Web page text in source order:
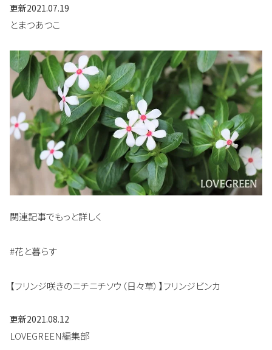
更新2021.07.19
とまつあつこ
関連記事でもっと詳しく
#花と暮らす
【フリンジ咲きのニチニチソウ（日々草）】フリンジビンカ
更新2021.08.12
LOVEGREEN編集部